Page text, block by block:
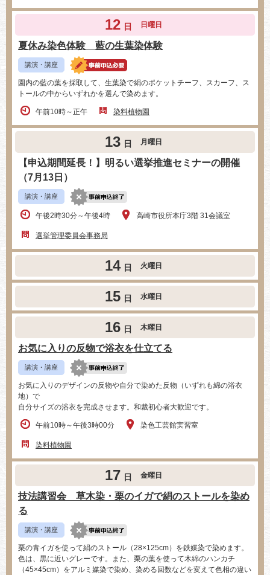
12 日 日曜日
夏休み染色体験 藍の生葉染体験
講演・講座
園内の藍の葉を採取して、生葉染で絹のポケットチーフ、スカーフ、ス
トールの中からいずれかを選んで染めます。
午前10時～正午 染料植物園
13 日 月曜日
【申込期間延長！】明るい選挙推進セミナーの開催
（7月13日）
講演・講座
午後2時30分～午後4時 高崎市役所本庁3階 31会議室
選挙管理委員会事務局
14 日 火曜日
15 日 水曜日
16 日 木曜日
お気に入りの反物で浴衣を仕立てる
講演・講座
お気に入りのデザインの反物や自分で染めた反物（いずれも綿の浴衣
地）で
自分サイズの浴衣を完成させます。和裁初心者大歓迎です。
午前10時～午後3時00分 染色工芸館実習室
染料植物園
17 日 金曜日
技法講習会 草木染・栗のイガで絹のストールを染め
る
講演・講座
栗の青イガを使って絹のストール（28×125cm）を鉄媒染で染めます。
色は、黒に近いグレーです。また、栗の葉を使って木綿のハンカチ
（45×45cm）をアルミ媒染で染め、染める回数などを変えて色相の違い